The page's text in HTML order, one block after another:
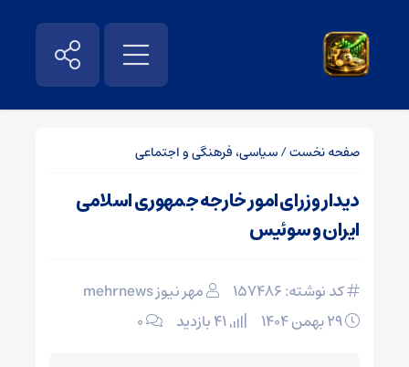
صفحه نخست/سیاسی، فرهنگی و اجتماعی
دیدار وزرای امور خارجه جمهوری اسلامی
ایران و سوئیس
کد نوشته: 157486
مهر نیوز mehrnews
۰